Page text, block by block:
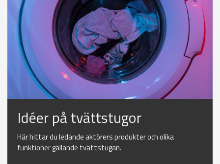
Idéer på tvättstugor
Här hittar du ledande aktörers produkter och olika
funktioner gällande tvättstugan.